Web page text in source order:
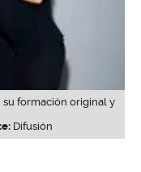
su formación original y
Difusión